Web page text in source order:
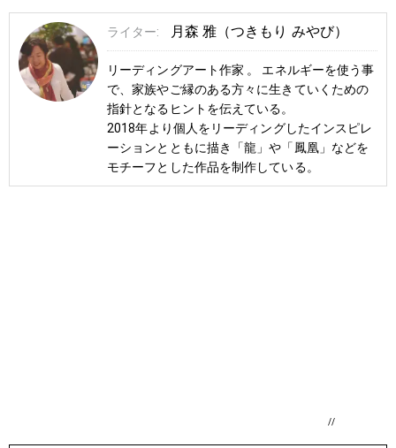
ライター: 月森 雅（つきもり みやび）
リーディングアート作家 。 エネルギーを使う事
で、家族やご縁のある方々に生きていくための
指針となるヒントを伝えている。
2018年より個人をリーディングしたインスピレ
ーションとともに描き「龍」や「鳳凰」などを
モチーフとした作品を制作している。
//